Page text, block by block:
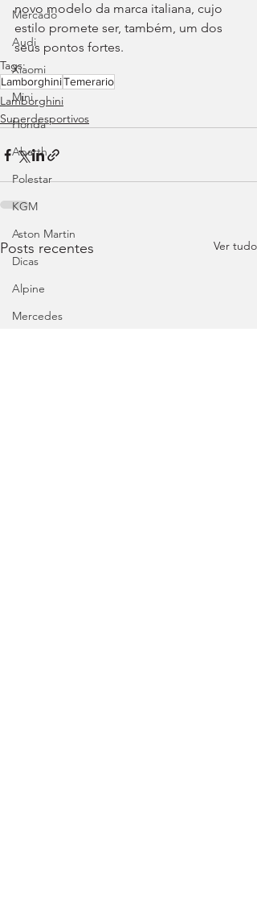
Mercado
Audi
Xiaomi
Mini
Honda
Abarth
Polestar
KGM
Aston Martin
Dicas
Alpine
Mercedes
novo modelo da marca italiana, cujo
estilo promete ser, também, um dos
seus pontos fortes.
Tags:
LamborghiniTemerario
Lamborghini
Superdesportivos
Posts recentes Ver tudo